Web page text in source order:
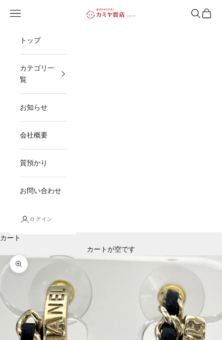
カミヤ質店
メニューを開く 検索を開
カー
トップ
カテゴリ一
覧
お知らせ
会社概要
質預かり
お問い合わせ
ログイン
カート
カートが空です
ズームイン